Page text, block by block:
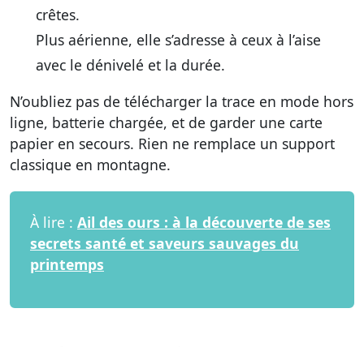
crêtes.
Plus aérienne, elle s’adresse à ceux à l’aise
avec le dénivelé et la durée.
N’oubliez pas de télécharger la trace en mode hors
ligne, batterie chargée, et de garder une carte
papier en secours. Rien ne remplace un support
classique en montagne.
À lire : Ail des ours : à la découverte de ses
secrets santé et saveurs sauvages du
printemps